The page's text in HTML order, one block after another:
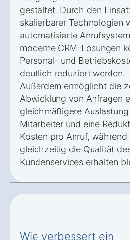
gestaltet. Durch den
skalierbarer Technologien
automatisierte
moderne CRM-Lösungen
Personal- und
deutlich reduziert werden.
Außerdem ermöglicht die
Abwicklung von Anfragen
gleichmäßigere
Mitarbeiter und eine
Kosten pro Anruf, während
gleichzeitig die Qualität
Kundenservices erhalten
Wie verbessert ein